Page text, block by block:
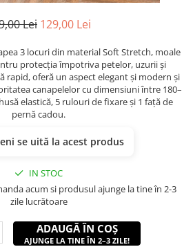
Lei 129,00 Lei
3 locuri din material Soft Stretch, moale
protecția împotriva petelor, uzurii și
rapid, oferă un aspect elegant și modern și
canapelelor cu dimensiuni între 180–
elastică, 5 rulouri de fixare și 1 față de
pernă cadou.
se uită la acest produs
IN STOC
acum si produsul ajunge la tine în 2-3
zile lucrătoare
ADAUGĂ ÎN COȘ
AJUNGE LA TINE ÎN 2–3 ZILE!